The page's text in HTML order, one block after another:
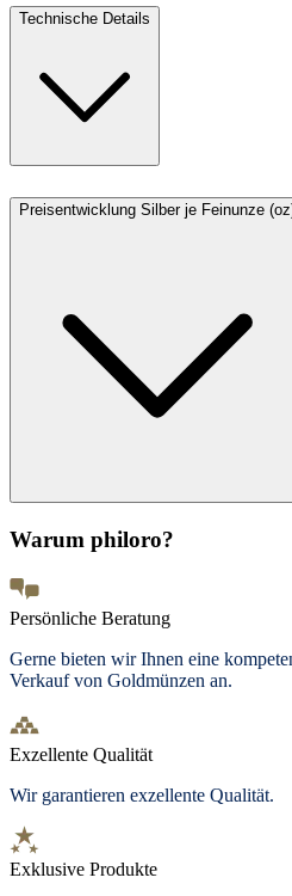
Technische Details
Preisentwicklung Silber je Feinunze
Warum philoro?
Persönliche Beratung
Gerne bieten wir Ihnen eine
Verkauf von Goldmünzen an.
Exzellente Qualität
Wir garantieren exzellente Qualität.
Exklusive Produkte